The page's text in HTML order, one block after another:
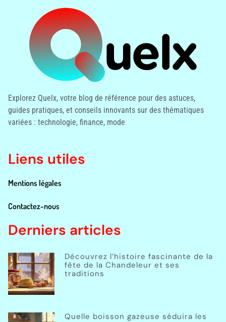
Explorez Quelx, votre blog de référence pour des astuces,
guides pratiques, et conseils innovants sur des thématiques
variées : technologie, finance, mode
Liens utiles
Mentions légales
Contactez-nous
Derniers articles
Découvrez l’histoire fascinante de la
fête de la Chandeleur et ses
traditions
Quelle boisson gazeuse séduira les